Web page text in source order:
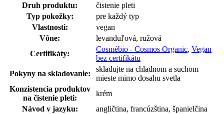
Druh produktu:
čistenie pleti
Typ pokožky:
pre každý typ
Vlastnosti:
vegan
Vône:
levanduľová, ružová
Certifikáty:
Cosmébio - Cosmos Organic, Vegan
bez certifikátu
Pokyny na skladovanie:
skladujte na chladnom a suchom
mieste mimo dosahu svetla
Konzistencia produktov
na čistenie pleti:
krém
Návod v jazyku:
angličtina, francúzština, španielčina